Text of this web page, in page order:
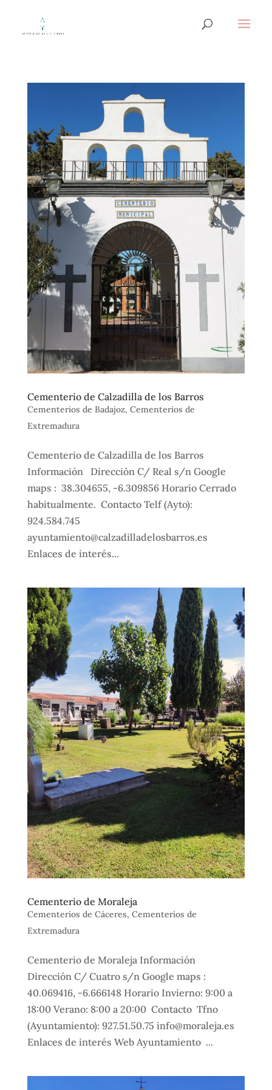
Cementerio de Calzadilla de los Barros
Cementerios de Badajoz, Cementerios de
Extremadura
Cementerio de Calzadilla de los Barros
Información Dirección C/ Real s/n Google
maps : 38.304655, -6.309856 Horario Cerrado
habitualmente. Contacto Telf (Ayto):
924.584.745
ayuntamiento@calzadilladelosbarros.es
Enlaces de interés...
Cementerio de Moraleja
Cementerios de Cáceres, Cementerios de
Extremadura
Cementerio de Moraleja Información
Dirección C/ Cuatro s/n Google maps :
40.069416, -6.666148 Horario Invierno: 9:00 a
18:00 Verano: 8:00 a 20:00 Contacto Tfno
(Ayuntamiento): 927.51.50.75 info@moraleja.es
Enlaces de interés Web Ayuntamiento ...